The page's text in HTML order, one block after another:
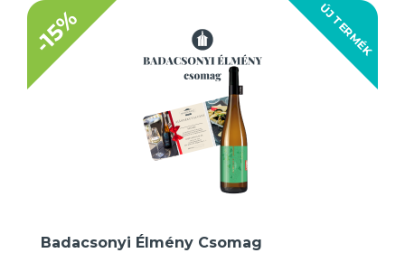
ÚJ TERMÉK
-15%
Badacsonyi Élmény Csomag